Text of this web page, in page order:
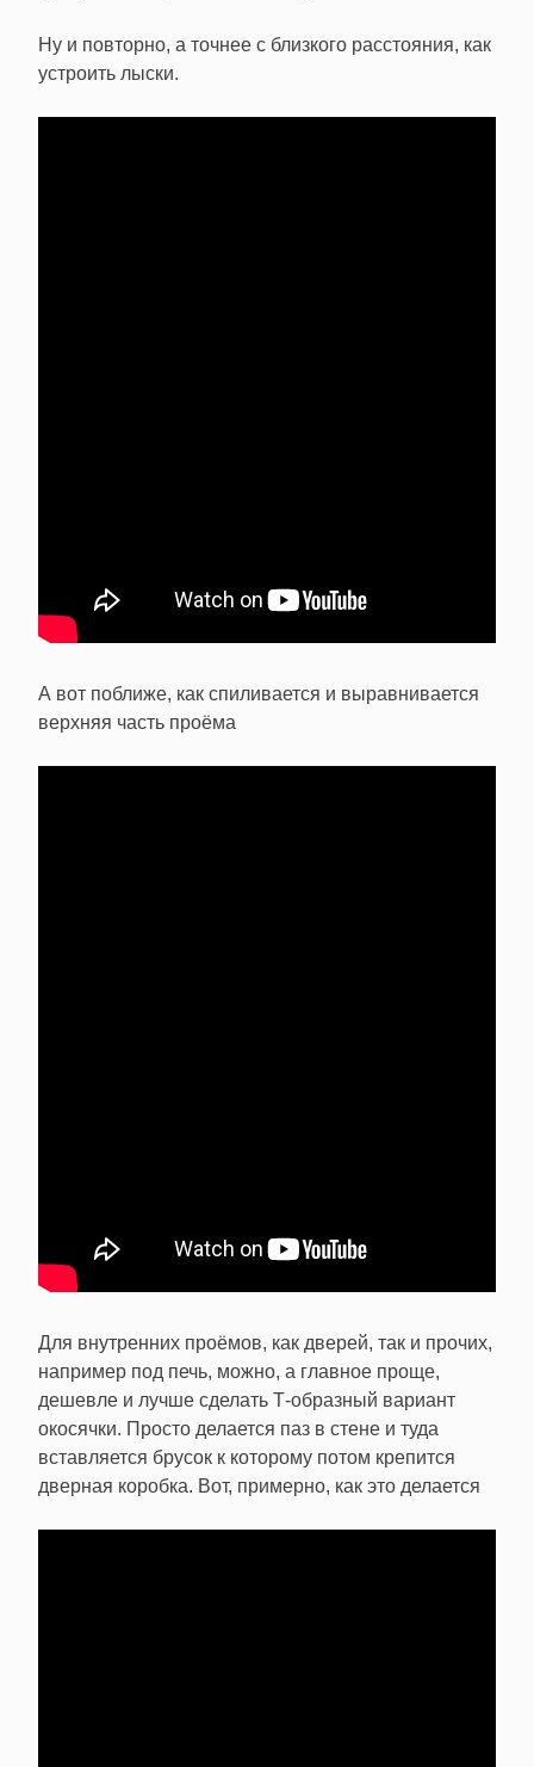
Ну и повторно, а точнее с близкого расстояния, как
устроить лыски.
А вот поближе, как спиливается и выравнивается
верхняя часть проёма
Для внутренних проёмов, как дверей, так и прочих,
например под печь, можно, а главное проще,
дешевле и лучше сделать Т-образный вариант
окосячки. Просто делается паз в стене и туда
вставляется брусок к которому потом крепится
дверная коробка. Вот, примерно, как это делается